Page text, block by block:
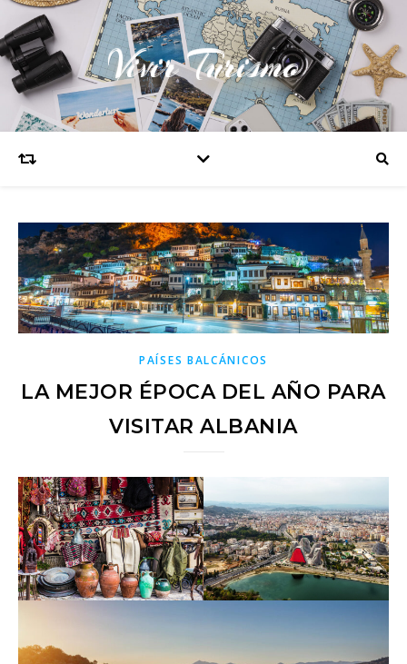
Vivir Turismo
PAÍSES BALCÁNICOS
LA MEJOR ÉPOCA DEL AÑO PARA
VISITAR ALBANIA